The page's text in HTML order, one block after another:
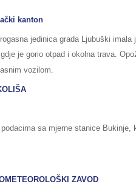
kanton
jedinica grada Ljubuški
je gorio otpad i okolna trava.
vozilom.
podacima sa mjerne stanice
ZAVOD